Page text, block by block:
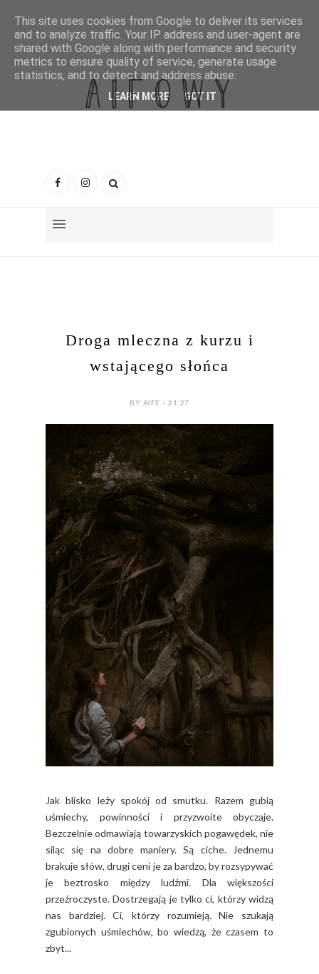
Droga mleczna z kurzu i
wstającego słońca
BY AIFE - 21:27
Jak blisko leży spokój od smutku. Razem gubią
uśmiechy, powinności i przyzwoite obyczaje.
Bezczelnie odmawiają towarzyskich pogawędek, nie
siląc się na dobre maniery. Są ciche. Jednemu
brakuje słów, drugi ceni je za bardzo, by rozsypywać
je beztrosko między ludźmi. Dla większości
przeźroczyste. Dostrzegają je tylko ci, którzy widzą
nas bardziej. Ci, którzy rozumieją. Nie szukają
zgubionych uśmiechów, bo wiedzą, że czasem to
zbyt...
This site uses cookies from Google to deliver its services
and to analyze traffic. Your IP address and user-agent are
shared with Google along with performance and security
metrics to ensure quality of service, generate usage
statistics, and to detect and address abuse.
LEARN MORE GOT IT